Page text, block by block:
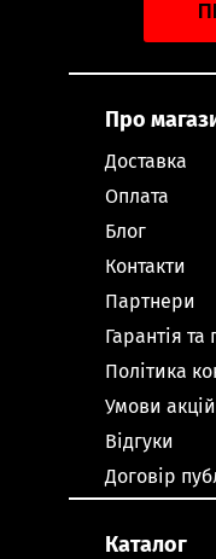
Про
Доставка
Оплата
Блог
Контакти
Партнери
Гарантія
Політика
Умови акцій
Відгуки
Договір
Каталог